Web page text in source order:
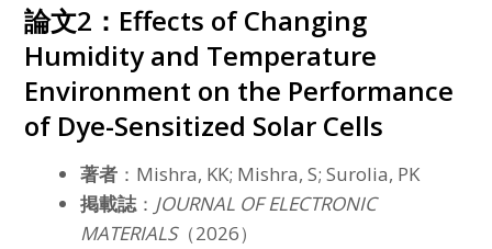
論文2：Effects of Changing
Humidity and Temperature
Environment on the Performance
of Dye-Sensitized Solar Cells
著者 ：Mishra, KK; Mishra, S; Surolia, PK
掲載誌： JOURNAL OF ELECTRONIC
MATERIALS（2026）